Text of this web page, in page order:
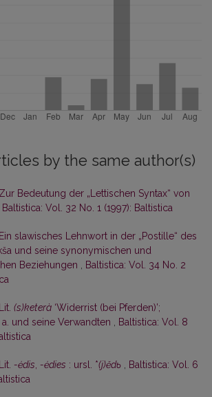
by the same author(s)
Zur Bedeutung der „Lettischen Syntax“ von
Baltistica: Vol. 32 No. 1 (1997): Baltistica
Ein slawisches Lehnwort in der „Postille“ des
und seine synonymischen und
Beziehungen
Baltistica: Vol. 34 No. 2
Lit. (s)keterà ‘Widerrist (bei Pferden)’;
a. und seine Verwandten
Baltistica: Vol. 8
Lit. -ėdis -ėdies : ursl. *(j)ědь
Baltistica: Vol. 6